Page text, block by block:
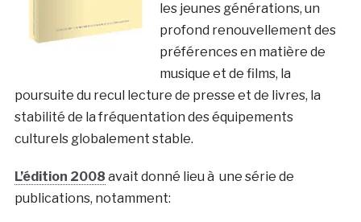
les jeunes générations, un
profond renouvellement des
préférences en matière de
musique et de films, la
poursuite du recul lecture de presse et de livres, la
stabilité de la fréquentation des équipements
culturels globalement stable.
L’édition 2008 avait donné lieu à une série de
publications, notamment: